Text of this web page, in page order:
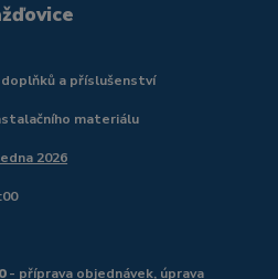
a příslušenství
materiálu
2026
- příprava objednávek, úprava